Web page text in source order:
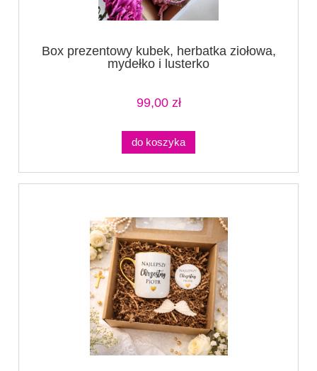
Box prezentowy kubek, herbatka ziołowa,
mydełko i lusterko
99,00 zł
do koszyka